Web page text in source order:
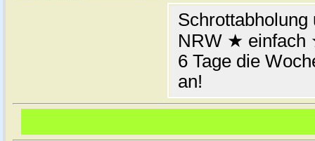
Schrottabholung
NRW ★
6 Tage die
an!